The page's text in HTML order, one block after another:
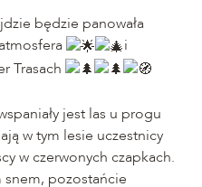
będzie panowała
i
Trasach
jest las u progu
w tym lesie uczestnicy
w czerwonych czapkach.
snem, pozostańcie